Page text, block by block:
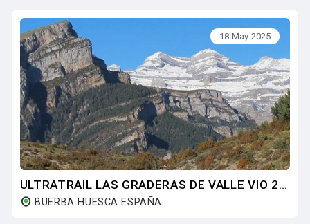
18-May-2025
ULTRATRAIL LAS GRADERAS DE VALLE VIO 2025
BUERBA HUESCA ESPAÑA